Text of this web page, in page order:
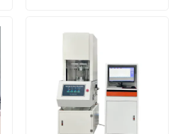
حالات
آلات الاختبار المعملية